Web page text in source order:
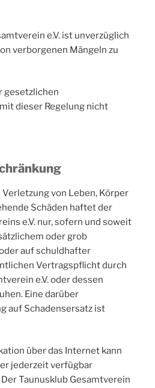
e.V. ist unverzüglich
verborgenen Mängeln zu
gesetzlichen
dieser Regelung nicht
Verletzung von Leben, Körper
Schäden haftet der
e.V. nur, sofern und soweit
oder grob
auf schuldhafter
Vertragspflicht durch
e.V. oder dessen
Eine darüber
auf Schadensersatz ist
über das Internet kann
jederzeit verfügbar
Taunusklub Gesamtverein